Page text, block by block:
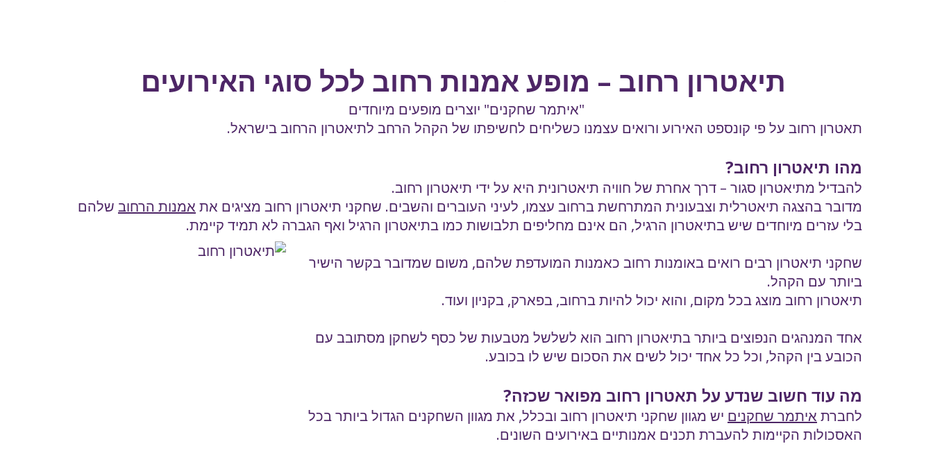
תיאטרון רחוב – מופע אמנות רחוב לכל סוגי האירועים
"איתמר שחקנים" יוצרים מופעים מיוחדים
תאטרון רחוב על פי קונספט האירוע ורואים עצמנו כשליחים לחשיפתו של הקהל הרחב לתיאטרון הרחוב בישראל.
מהו תיאטרון רחוב?
להבדיל מתיאטרון סגור – דרך אחרת של חוויה תיאטרונית היא על ידי תיאטרון רחוב.
מדובר בהצגה תיאטרלית וצבעונית המתרחשת ברחוב עצמו, לעיני העוברים והשבים. שחקני תיאטרון רחוב מציגים את אמנות הרחוב שלהם
בלי עזרים מיוחדים שיש בתיאטרון הרגיל, הם אינם מחליפים תלבושות כמו בתיאטרון הרגיל ואף הגברה לא תמיד קיימת.
שחקני תיאטרון רבים רואים באומנות רחוב כאמנות המועדפת שלהם, משום שמדובר בקשר הישיר
ביותר עם הקהל.
תיאטרון רחוב מוצג בכל מקום, והוא יכול להיות ברחוב, בפארק, בקניון ועוד.
אחד המנהגים הנפוצים ביותר בתיאטרון רחוב הוא לשלשל מטבעות של כסף לשחקן מסתובב עם
הכובע בין הקהל, וכל כל אחד יכול לשים את הסכום שיש לו בכובע.
מה עוד חשוב שנדע על תאטרון רחוב מפואר שכזה?
לחברת איתמר שחקנים יש מגוון שחקני תיאטרון רחוב ובכלל, את מגוון השחקנים הגדול ביותר בכל
האסכולות הקיימות להעברת תכנים אמנותיים באירועים השונים.